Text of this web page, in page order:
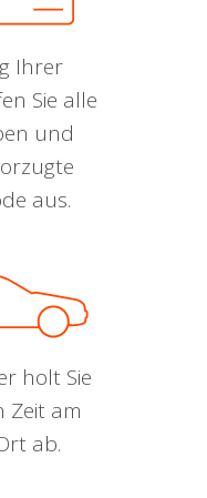
Ihrer
Sie alle
und
aus.
holt Sie
Zeit am
ab.